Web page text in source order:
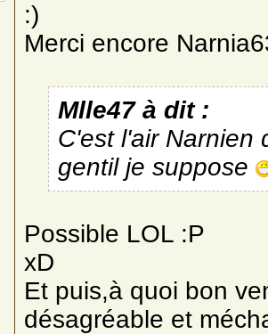
:)
Merci encore
Mlle47 à dit :
C'est l'air Narnien
gentil je suppose
Possible LOL :P
xD
Et puis,à quoi bon
désagréable et